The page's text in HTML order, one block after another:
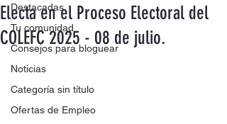
Destacadas
Tu comunidad
Consejos para bloguear
Noticias
Categoría sin título
Ofertas de Empleo
Electa en el Proceso Electoral del
COLEFC 2025 - 08 de julio.